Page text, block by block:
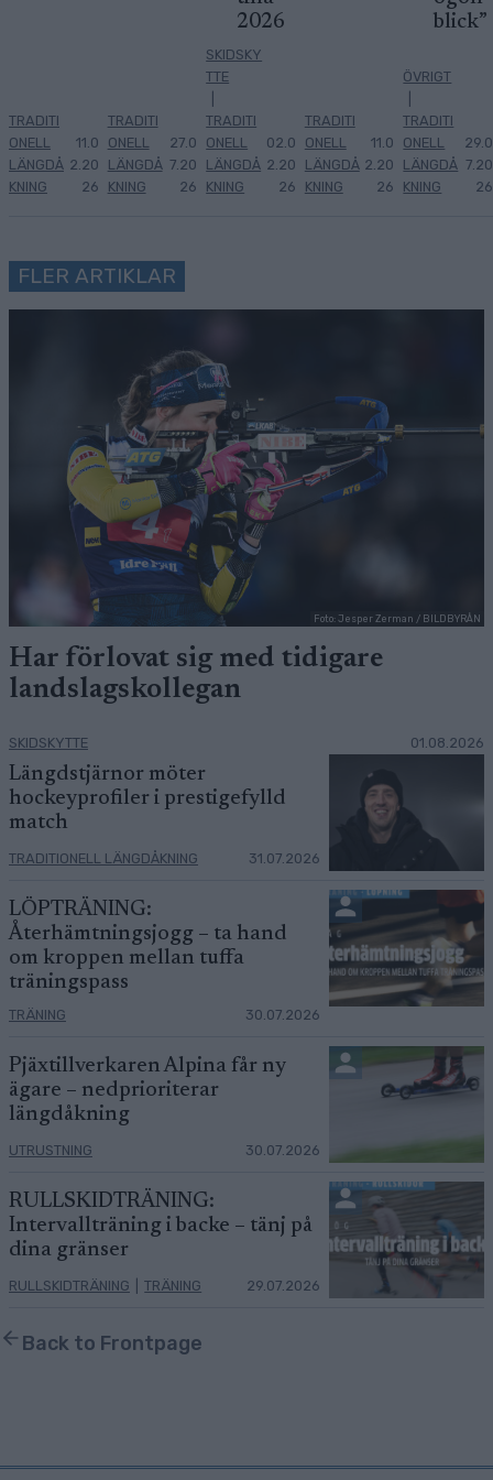
TRADITI
ONELL
LÄNGDÅ
KNING
11.0
2.20
26
TRADITI
ONELL
LÄNGDÅ
KNING
27.0
7.20
26
2026
SKIDSKY
TTE
TRADITI
ONELL
LÄNGDÅ
KNING
02.0
2.20
26
TRADITI
ONELL
LÄNGDÅ
KNING
11.0
2.20
26
blick”
ÖVRIGT
TRADITI
ONELL
LÄNGDÅ
KNING
29.0
7.20
26
FLER ARTIKLAR
Foto: Jesper Zerman / BILDBYRÅN
Har förlovat sig med tidigare
landslagskollegan
SKIDSKYTTE 01.08.2026
Längdstjärnor möter
hockeyprofiler i prestigefylld
match
TRADITIONELL LÄNGDÅKNING 31.07.2026
LÖPTRÄNING:
Återhämtningsjogg – ta hand
om kroppen mellan tuffa
träningspass
TRÄNING 30.07.2026
Pjäxtillverkaren Alpina får ny
ägare – nedprioriterar
längdåkning
UTRUSTNING 30.07.2026
RULLSKIDTRÄNING:
Intervallträning i backe – tänj på
dina gränser
RULLSKIDTRÄNING TRÄNING 29.07.2026
Back to Frontpage